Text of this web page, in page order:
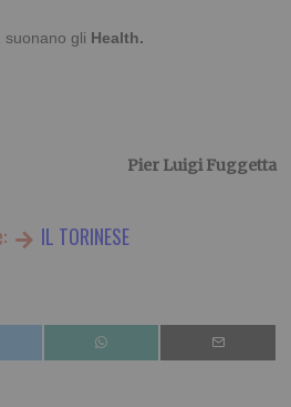
suonano gli Health.
Pier Luigi Fuggetta
IL TORINESE